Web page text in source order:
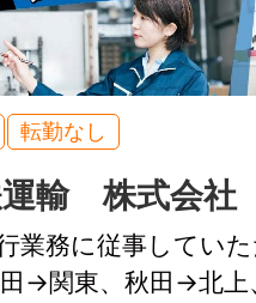
転勤なし
運輸 株式会
業務に従事してい
→関東、秋田→北